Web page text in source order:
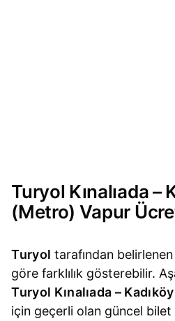
Turyol Kınalıada –
(Metro) Vapur
Turyol tarafından
göre farklılık gösterebilir.
Turyol Kınalıada –
için geçerli olan güncel bilet